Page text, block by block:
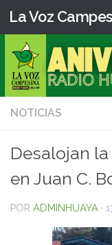
NOTICIAS
Desalojan
en Juan C.
POR ADMINHUAYA ·